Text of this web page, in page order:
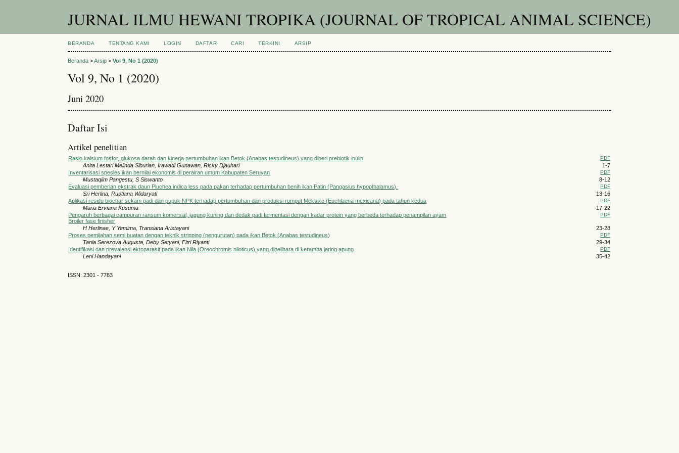
JURNAL ILMU HEWANI TROPIKA (JOURNAL OF TROPICAL ANIMAL SCIENCE)
BERANDA TENTANG KAMI LOGIN DAFTAR CARI TERKINI ARSIP
Beranda >Arsip >Vol 9, No 1 (2020)
Vol 9, No 1 (2020)
Juni 2020
Daftar Isi
Artikel penelitian
Rasio kalsium fosfor, glukosa darah dan kinerja pertumbuhan ikan Betok (Anabas testudineus) yang diberi prebiotik inulin PDF
Anita Lestari Melinda Siburian, Irawadi Gunawan, Ricky Djauhari
1-7
Inventarisasi spesies ikan bernilai ekonomis di perairan umum Kabupaten Seruyan
PDF
Mustaqiim Pangestu, S Siswanto
8-12
Evaluasi pemberian ekstrak daun Pluchea indica less pada pakan terhadap pertumbuhan benih ikan Patin (Pangasius hypopthalamus).
PDF
Sri Herlina, Rustiana Widaryati
13-16
Aplikasi residu biochar sekam padi dan pupuk NPK terhadap pertumbuhan dan produksi rumput Meksiko (Euchlaena mexicana) pada tahun kedua
PDF
Maria Erviana Kusuma
17-22
Pengaruh berbagai campuran ransum komersial, jagung kuning dan dedak padi fermentasi dengan kadar protein yang berbeda terhadap penampilan ayam
Broiler fase finisher
PDF
H Herlinae, Y Yemima, Transiana Aristayani
23-28
Proses pemijahan semi buatan dengan teknik stripping (pengurutan) pada ikan Betok (Anabas testudineus)
PDF
Tania Serezova Augusta, Deby Setyani, Fitri Riyanti
29-34
Identifikasi dan prevalensi ektoparasit pada ikan Nila (Oreochromis niloticus) yang dipelihara di keramba jaring apung
PDF
Leni Handayani 35-42
ISSN: 2301 - 7783